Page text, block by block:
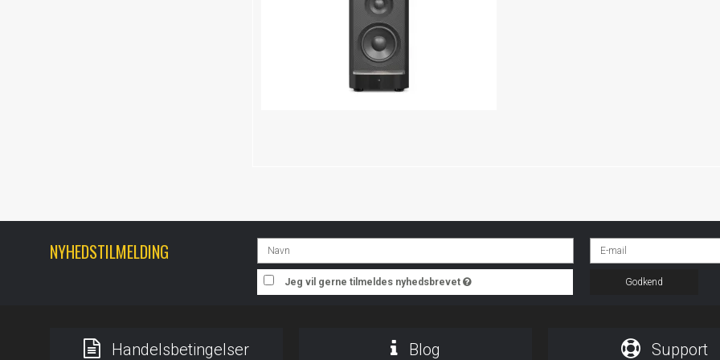
NYHEDSTILMELDING
Jeg vil gerne tilmeldes nyhedsbrevet Godkend
Handelsbetingelser Blog Support